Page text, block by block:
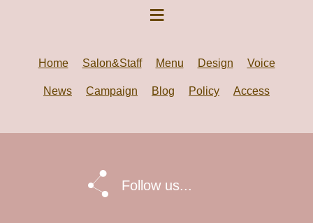
Home Salon&Staff Menu Design Voice
News Campaign Blog Policy Access
Follow us...